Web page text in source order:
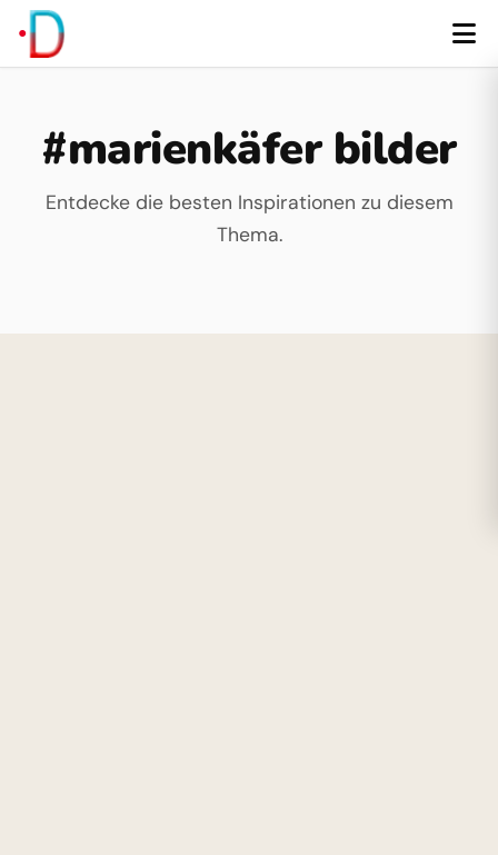
#marienkäfer bilder
Entdecke die besten Inspirationen zu diesem
Thema.